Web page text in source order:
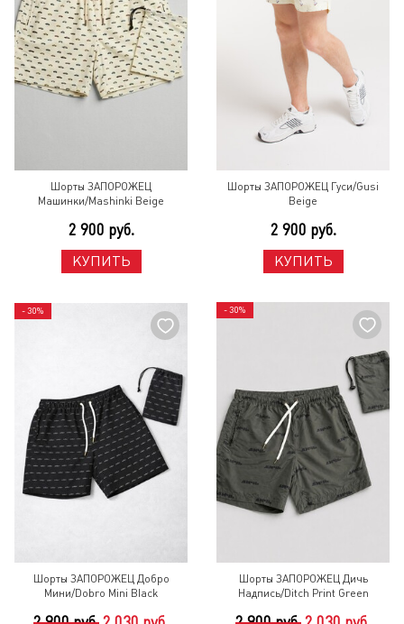
Шорты ЗАПОРОЖЕЦ
Машинки/Mashinki Beige
2 900 руб.
КУПИТЬ
Шорты ЗАПОРОЖЕЦ Гуси/Gusi
Beige
2 900 руб.
КУПИТЬ
- 30%
Шорты ЗАПОРОЖЕЦ Добро
Мини/Dobro Mini Black
- 30%
Шорты ЗАПОРОЖЕЦ Дичь
Надпись/Ditch Print Green